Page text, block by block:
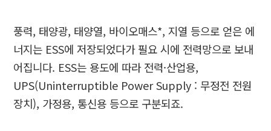
풍력, 태양광, 태양열, 바이오매스*,지열 등으로 얻은 에
너지는 ESS에 저장되었다가 필요 시에 전력망으로 보내
어집니다. ESS는 용도에 따라 전력·산업용,
UPS(Uninterruptible Power Supply : 무정전 전원
장치), 가정용, 통신용 등으로 구분되죠.